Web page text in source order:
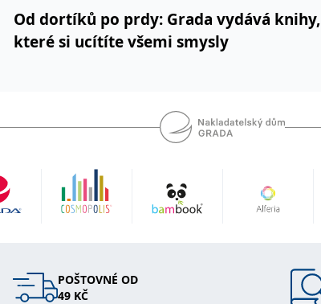
Od dortíků po prdy: Grada vydává knihy,
které si ucítíte všemi smysly
POŠTOVNÉ OD
49 KČ